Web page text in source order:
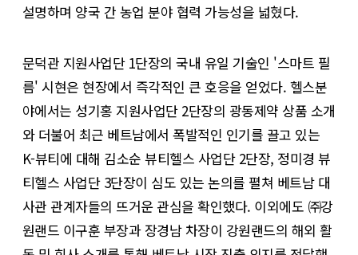
설명하며 양국 간 농업 분야 협력 가능성을 넓혔다.
문덕관 지원사업단 1단장의 국내 유일 기술인 '스마트 필
름' 시현은 현장에서 즉각적인 큰 호응을 얻었다. 헬스분
야에서는 성기홍 지원사업단 2단장의 광동제약 상품 소개
와 더불어 최근 베트남에서 폭발적인 인기를 끌고 있는
K-뷰티에 대해 김소순 뷰티헬스 사업단 2단장, 정미경 뷰
티헬스 사업단 3단장이 심도 있는 논의를 펼쳐 베트남 대
사관 관계자들의 뜨거운 관심을 확인했다. 이외에도 ㈜강
원랜드 이구훈 부장과 장경남 차장이 강원랜드의 해외 활